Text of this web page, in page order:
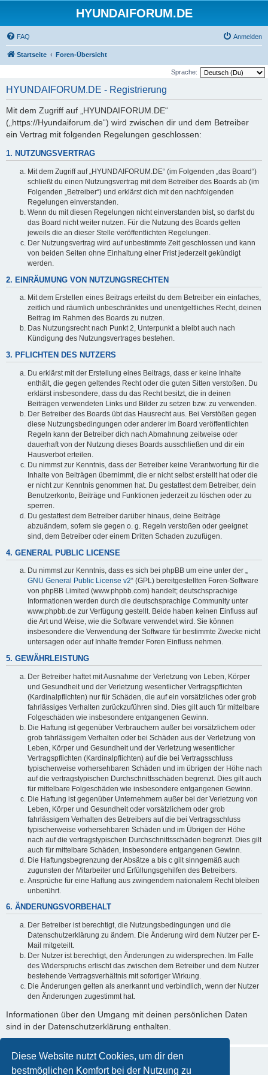
Diese Website nutzt Cookies, um dir den
bestmöglichen Komfort bei der Nutzung zu
HYUNDAIFORUM.DE
FAQ Anmelden
Startseite Foren-Übersicht
Sprache:
HYUNDAIFORUM.DE - Registrierung
Mit dem Zugriff auf „HYUNDAIFORUM.DE“
(„https://Hyundaiforum.de“) wird zwischen dir und dem Betreiber
ein Vertrag mit folgenden Regelungen geschlossen:
1. NUTZUNGSVERTRAG
Mit dem Zugriff auf „HYUNDAIFORUM.DE“ (im Folgenden „das Board“)
schließt du einen Nutzungsvertrag mit dem Betreiber des Boards ab (im
Folgenden „Betreiber“) und erklärst dich mit den nachfolgenden
Regelungen einverstanden.
Wenn du mit diesen Regelungen nicht einverstanden bist, so darfst du
das Board nicht weiter nutzen. Für die Nutzung des Boards gelten
jeweils die an dieser Stelle veröffentlichten Regelungen.
Der Nutzungsvertrag wird auf unbestimmte Zeit geschlossen und kann
von beiden Seiten ohne Einhaltung einer Frist jederzeit gekündigt
werden.
2. EINRÄUMUNG VON NUTZUNGSRECHTEN
Mit dem Erstellen eines Beitrags erteilst du dem Betreiber ein einfaches,
zeitlich und räumlich unbeschränktes und unentgeltliches Recht, deinen
Beitrag im Rahmen des Boards zu nutzen.
Das Nutzungsrecht nach Punkt 2, Unterpunkt a bleibt auch nach
Kündigung des Nutzungsvertrages bestehen.
3. PFLICHTEN DES NUTZERS
Du erklärst mit der Erstellung eines Beitrags, dass er keine Inhalte
enthält, die gegen geltendes Recht oder die guten Sitten verstoßen. Du
erklärst insbesondere, dass du das Recht besitzt, die in deinen
Beiträgen verwendeten Links und Bilder zu setzen bzw. zu verwenden.
Der Betreiber des Boards übt das Hausrecht aus. Bei Verstößen gegen
diese Nutzungsbedingungen oder anderer im Board veröffentlichten
Regeln kann der Betreiber dich nach Abmahnung zeitweise oder
dauerhaft von der Nutzung dieses Boards ausschließen und dir ein
Hausverbot erteilen.
Du nimmst zur Kenntnis, dass der Betreiber keine Verantwortung für die
Inhalte von Beiträgen übernimmt, die er nicht selbst erstellt hat oder die
er nicht zur Kenntnis genommen hat. Du gestattest dem Betreiber, dein
Benutzerkonto, Beiträge und Funktionen jederzeit zu löschen oder zu
sperren.
Du gestattest dem Betreiber darüber hinaus, deine Beiträge
abzuändern, sofern sie gegen o. g. Regeln verstoßen oder geeignet
sind, dem Betreiber oder einem Dritten Schaden zuzufügen.
4. GENERAL PUBLIC LICENSE
Du nimmst zur Kenntnis, dass es sich bei phpBB um eine unter der „
GNU General Public License v2“ (GPL) bereitgestellten Foren-Software
von phpBB Limited (www.phpbb.com) handelt; deutschsprachige
Informationen werden durch die deutschsprachige Community unter
www.phpbb.de zur Verfügung gestellt. Beide haben keinen Einfluss auf
die Art und Weise, wie die Software verwendet wird. Sie können
insbesondere die Verwendung der Software für bestimmte Zwecke nicht
untersagen oder auf Inhalte fremder Foren Einfluss nehmen.
5. GEWÄHRLEISTUNG
Der Betreiber haftet mit Ausnahme der Verletzung von Leben, Körper
und Gesundheit und der Verletzung wesentlicher Vertragspflichten
(Kardinalpflichten) nur für Schäden, die auf ein vorsätzliches oder grob
fahrlässiges Verhalten zurückzuführen sind. Dies gilt auch für mittelbare
Folgeschäden wie insbesondere entgangenen Gewinn.
Die Haftung ist gegenüber Verbrauchern außer bei vorsätzlichem oder
grob fahrlässigem Verhalten oder bei Schäden aus der Verletzung von
Leben, Körper und Gesundheit und der Verletzung wesentlicher
Vertragspflichten (Kardinalpflichten) auf die bei Vertragsschluss
typischerweise vorhersehbaren Schäden und im übrigen der Höhe nach
auf die vertragstypischen Durchschnittsschäden begrenzt. Dies gilt auch
für mittelbare Folgeschäden wie insbesondere entgangenen Gewinn.
Die Haftung ist gegenüber Unternehmern außer bei der Verletzung von
Leben, Körper und Gesundheit oder vorsätzlichem oder grob
fahrlässigem Verhalten des Betreibers auf die bei Vertragsschluss
typischerweise vorhersehbaren Schäden und im Übrigen der Höhe
nach auf die vertragstypischen Durchschnittsschäden begrenzt. Dies gilt
auch für mittelbare Schäden, insbesondere entgangenen Gewinn.
Die Haftungsbegrenzung der Absätze a bis c gilt sinngemäß auch
zugunsten der Mitarbeiter und Erfüllungsgehilfen des Betreibers.
Ansprüche für eine Haftung aus zwingendem nationalem Recht bleiben
unberührt.
6. ÄNDERUNGSVORBEHALT
Der Betreiber ist berechtigt, die Nutzungsbedingungen und die
Datenschutzerklärung zu ändern. Die Änderung wird dem Nutzer per E-
Mail mitgeteilt.
Der Nutzer ist berechtigt, den Änderungen zu widersprechen. Im Falle
des Widerspruchs erlischt das zwischen dem Betreiber und dem Nutzer
bestehende Vertragsverhältnis mit sofortiger Wirkung.
Die Änderungen gelten als anerkannt und verbindlich, wenn der Nutzer
den Änderungen zugestimmt hat.
Informationen über den Umgang mit deinen persönlichen Daten
sind in der Datenschutzerklärung enthalten.